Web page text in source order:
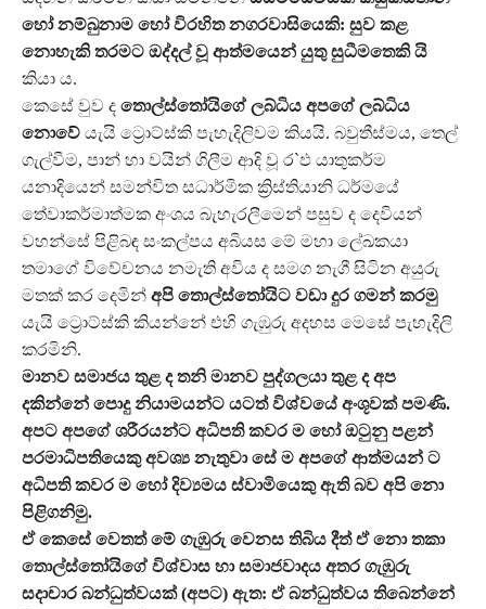
හෝ නම්බුනාම හෝ විරහිත නගරවාසියෙකි: සුව කළ
නොහැකි තරමට ඔද්දල් වූ ආත්මයෙන් යුතු සුධීමතෙකි යි
කියා ය.
කෙසේ වුව ද තොල්ස්තෝයිගේ ලබ්ධිය අපගේ ලබ්ධිය
නොවේ යැයි ට්‍රොට්ස්කි පැහැදිලිවම කියයි. බවුතීස්මය, තෙල්
ගැල්වීම, පාන් හා වයින් ගිලීම ආදි වූ ර`ඵ යාතුකර්ම
යනාදියෙන් සමන්විත සධාර්මික ක්‍රිස්තියානි ධර්මයේ
තේවාකර්මාත්මක අංශය බැහැරලීමෙන් පසුව ද දෙවියන්
වහන්සේ පිළිබඳ සංකල්පය අබියස මේ මහා ලේඛකයා
තමාගේ විවේචනය නමැති අවිය ද සමග නැගී සිටින අයුරු
මතක් කර දෙමින් අපි තොල්ස්තෝයිට වඩා දුර ගමන් කරමු
යැයි ට්‍රොට්ස්කි කියන්නේ එහි ගැඹුරු අදහස මෙසේ පැහැදිලි
කරමිනි.
මානව සමාජය තුළ ද තනි මානව පුද්ගලයා තුළ ද අප
දකින්නේ පොදු නියාමයන්ට යටත් විශ්වයේ අංශූවක් පමණි.
අපට අපගේ ශරීරයන්ට අධිපති කවර ම හෝ ඔටුනු පළන්
පරමාධිපතියෙකු අවශ්‍ය නැතුවා සේ ම අපගේ ආත්මයන් ට
අධිපති කවර ම හෝ දිව්‍යමය ස්වාමියෙකු ඇති බව අපි නො
පිළිගනිමු.
ඒ කෙසේ වෙතත් මේ ගැඹුරු වෙනස තිබිය දීත් ඒ නො තකා
තොල්ස්තෝයිගේ විශ්වාස හා සමාජවාදය අතර ගැඹුරු
සදාචාර බන්ධුත්වයක් (අපට) ඇත: ඒ බන්ධුත්වය තිබෙන්නේ